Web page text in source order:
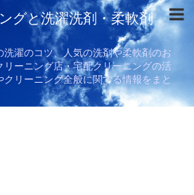
グと洗濯洗剤・柔軟剤
濯のコツ、人気の洗剤や柔軟剤のお
ーニング店・宅配クリーニングの活
リーニング全般に関する情報をまと